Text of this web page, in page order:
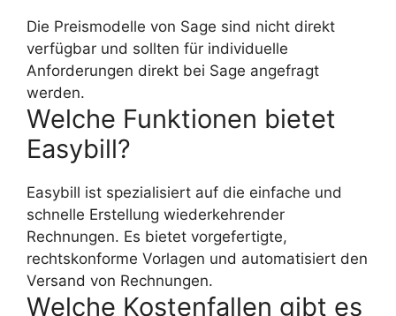
Die Preismodelle von Sage sind nicht direkt
verfügbar und sollten für individuelle
Anforderungen direkt bei Sage angefragt
werden.
Welche Funktionen bietet
Easybill?
Easybill ist spezialisiert auf die einfache und
schnelle Erstellung wiederkehrender
Rechnungen. Es bietet vorgefertigte,
rechtskonforme Vorlagen und automatisiert den
Versand von Rechnungen.
Welche Kostenfallen gibt es